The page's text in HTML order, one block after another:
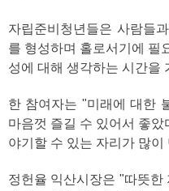
자립준비청년들은 사람들
를 형성하며 홀로서기에 필
성에 대해 생각하는 시간을
한 참여자는 "미래에 대한
마음껏 즐길 수 있어서 좋았
야기할 수 있는 자리가 많
정헌율 익산시장은 "따뜻한